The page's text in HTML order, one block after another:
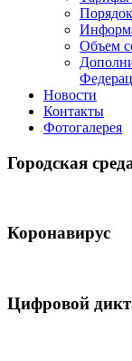
Объем
Новости
Контакты
Фотогалерея
Городская
Коронавирус
Цифровой